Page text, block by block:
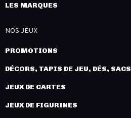
LES MARQUES
NOS JEUX
PROMOTIONS
DÉCORS, TAPIS DE JEU, DÉS,
JEUX DE CARTES
JEUX DE FIGURINES